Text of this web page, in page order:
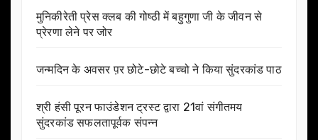
मुनिकीरेती प्रेस क्लब की गोष्ठी में बहुगुणा जी के जीवन से
प्रेरणा लेने पर जोर
जन्मदिन के अवसर प़र छोटे-छोटे बच्चो ने किया सुंदरकांड पाठ
श्री हंसी पूरन फाउंडेशन ट्रस्ट द्वारा 21वां संगीतमय
सुंदरकांड सफलतापूर्वक संपन्न